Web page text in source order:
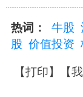
热词： 牛股
股 价值投资
【打印】【